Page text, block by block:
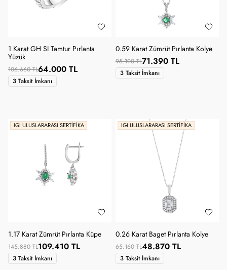
1 Karat GH SI Tamtur Pırlanta
Yüzük
106.660 TL64.000 TL
3 Taksit İmkanı
0.59 Karat Zümrüt Pırlanta Kolye
95.190 TL71.390 TL
3 Taksit İmkanı
IGI ULUSLARARASI SERTIFIKA
1.17 Karat Zümrüt Pırlanta Küpe
145.880 TL109.410 TL
3 Taksit İmkanı
IGI ULUSLARARASI SERTIFIKA
0.26 Karat Baget Pırlanta Kolye
65.160 TL48.870 TL
3 Taksit İmkanı